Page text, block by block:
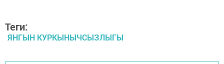
Теги:
ЯНГЫН КУРКЫНЫЧСЫЗЛЫГЫ